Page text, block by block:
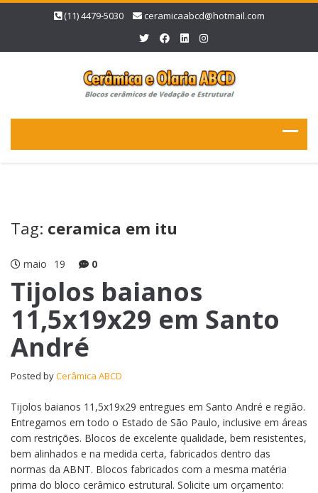
(11) 4479-5030 ceramicaabcd@hotmail.com
Tag: ceramica em itu
maio 19 0
Tijolos baianos
11,5x19x29 em Santo
André
Posted byCerâmica ABCD
Tijolos baianos 11,5x19x29 entregues em Santo André e região.
Entregamos em todo o Estado de São Paulo, inclusive em áreas
com restrições. Blocos de excelente qualidade, bem resistentes,
bem alinhados e na medida certa, fabricados dentro das
normas da ABNT. Blocos fabricados com a mesma matéria
prima do bloco cerâmico estrutural. Solicite um orçamento: